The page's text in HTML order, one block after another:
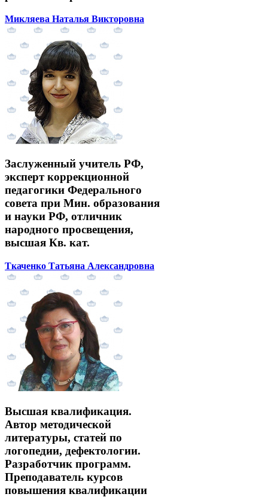
Микляева Наталья Викторовна
Заслуженный учитель РФ,
эксперт коррекционной
педагогики Федерального
совета при Мин. образования
и науки РФ, отличник
народного просвещения,
высшая Кв. кат.
Ткаченко Татьяна Александровна
Высшая квалификация.
Автор методической
литературы, статей по
логопедии, дефектологии.
Разработчик программ.
Преподаватель курсов
повышения квалификации